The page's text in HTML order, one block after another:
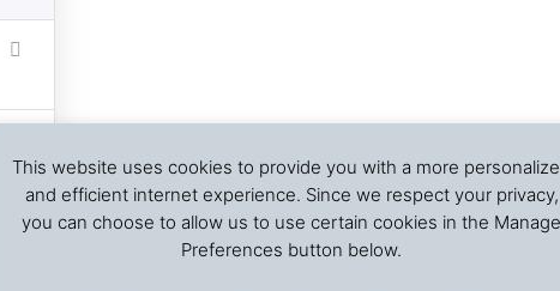
This website uses cookies to provide you with a more
and efficient internet experience. Since we respect your privacy,
you can choose to allow us to use certain cookies in the Manage
Preferences button below.